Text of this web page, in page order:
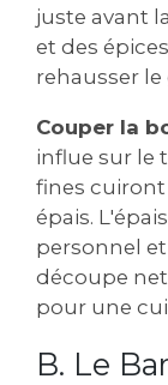
juste avant
et des
rehausser le
Couper la
influe sur le
fines
épais.
personnel
découpe
pour une
B. Le